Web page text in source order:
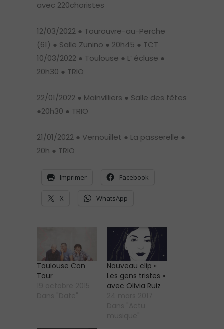
avec 220choristes
12/03/2022 ● Tourouvre-au-Perche
(61) ● Salle Zunino ● 20h45 ● TCT
10/03/2022 ● Toulouse ● L’ écluse ●
20h30 ● TRIO
22/01/2022 ● Mainvilliers ● Salle des fêtes
●20h30 ● TRIO
21/01/2022 ● Vernouillet ● La passerelle ●
20h ● TRIO
Imprimer Facebook
X WhatsApp
Toulouse Con
Tour
Nouveau clip «
Les gens tristes »
avec Olivia Ruiz